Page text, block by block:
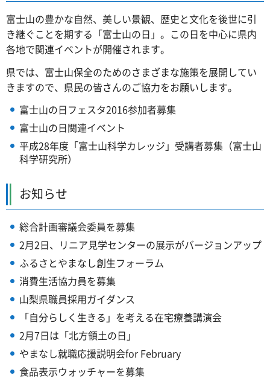
富士山の豊かな自然、美しい景観、歴史と文化を後世に引
き継ぐことを期する「富士山の日」。この日を中心に県内
各地で関連イベントが開催されます。
県では、富士山保全のためのさまざまな施策を展開してい
きますので、県民の皆さんのご協力をお願いします。
富士山の日フェスタ2016参加者募集
富士山の日関連イベント
平成28年度「富士山科学カレッジ」受講者募集（富士山
科学研究所）
お知らせ
総合計画審議会委員を募集
2月2日、リニア見学センターの展示がバージョンアップ
ふるさとやまなし創生フォーラム
消費生活協力員を募集
山梨県職員採用ガイダンス
「自分らしく生きる」を考える在宅療養講演会
2月7日は「北方領土の日」
やまなし就職応援説明会for February
食品表示ウォッチャーを募集